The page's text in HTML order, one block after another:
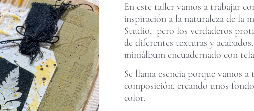
En este taller vamos a trabajar
inspiración a la naturaleza de la
Studio, pero los verdaderos
de diferentes texturas y
miniálbum encuadernado con
Se llama esencia porque vamos a
composición, creando unos
color.